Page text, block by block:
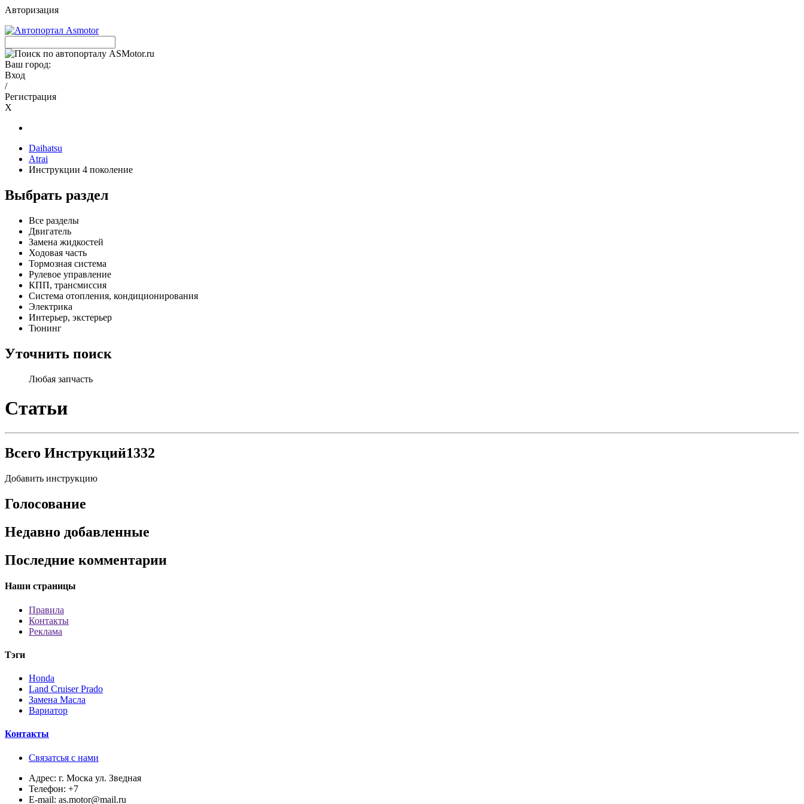
Авторизация
Ваш город:
Вход
/
Регистрация
X
Daihatsu
Atrai
Инструкции 4 поколение
Выбрать раздел
Все разделы
Двигатель
Замена жидкостей
Ходовая часть
Тормозная система
Рулевое управление
КПП, трансмиссия
Система отопления, кондиционирования
Электрика
Интерьер, экстерьер
Тюнинг
Уточнить поиск
Любая запчасть
Статьи
Всего Инструкций1332
Добавить инструкцию
Голосование
Недавно добавленные
Последние комментарии
Наши страницы
Правила
Контакты
Реклама
Тэги
Honda
Land Cruiser Prado
Замена Масла
Вариатор
Контакты
Связатсья с нами
Адрес: г. Моска ул. Зведная
Телефон: +7
E-mail: as.motor@mail.ru